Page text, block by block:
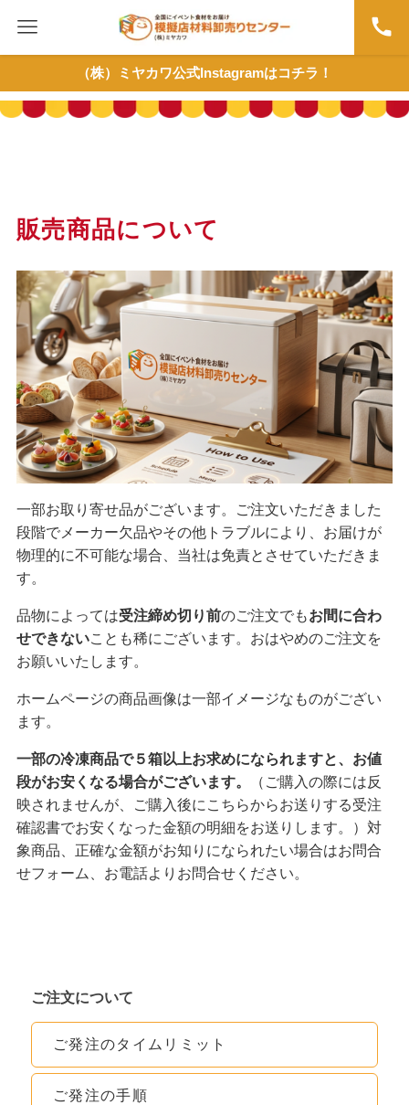
（株）ミヤカワ公式Instagramはコチラ！
販売商品について
一部お取り寄せ品がございます。ご注文いただきました
段階でメーカー欠品やその他トラブルにより、お届けが
物理的に不可能な場合、当社は免責とさせていただきま
す。
品物によっては受注締め切り前のご注文でもお間に合わ
せできないことも稀にございます。おはやめのご注文を
お願いいたします。
ホームページの商品画像は一部イメージなものがござい
ます。
一部の冷凍商品で５箱以上お求めになられますと、お値
段がお安くなる場合がございます。
（ご購入の際には反
映されませんが、ご購入後にこちらからお送りする受注
確認書でお安くなった金額の明細をお送りします。）対
象商品、正確な金額がお知りになられたい場合はお問合
せフォーム、お電話よりお問合せください。
ご注文について
ご発注のタイムリミット
ご発注の手順